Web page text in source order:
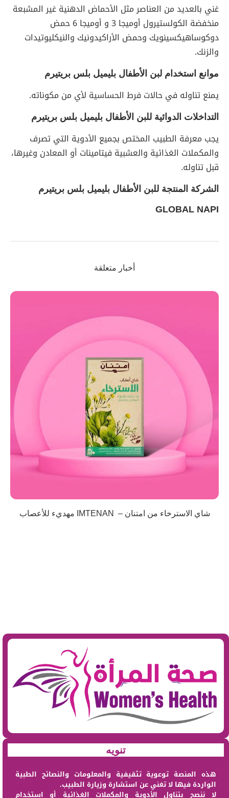
غني بالعديد من العناصر مثل الأحماض الدهنية غير المشبعة
منخفضة الكولستيرول أوميجا 3 و أوميجا 6 حمض
دوكوساهيكسينويك وحمض الأراكيدونيك والنيكليوتيدات
والزنك.
موانع استخدام لبن الأطفال بليميل بلس بريتيرم
يمنع تناوله في حالات فرط الحساسية لأي من مكوناته.
التداخلات الدوائية للبن الأطفال بليميل بلس بريتيرم
يجب معرفة الطبيب المختص بجميع الأدوية التي تصرف
والمكملات الغذائية والعشبية فيتامينات أو المعادن وغيرها،
قبل تناوله.
الشركة المنتجة للبن الأطفال بليميل بلس بريتيرم
GLOBAL NAPI
أخبار متعلقة
شاي الاسترخاء من امتنان – IMTENAN مهديء للأعصاب
تنويه
هذه المنصة توعوية تثقيفية والمعلومات والنصائح الطبية
الواردة فيها لا تغني عن استشارة وزيارة الطبيب.
لا ننصح بتناول الأدوية والمكملات الغذائية أو استخدام